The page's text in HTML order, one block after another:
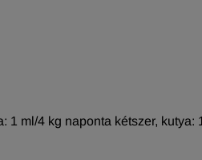
ml/4 kg naponta kétszer, kutya: